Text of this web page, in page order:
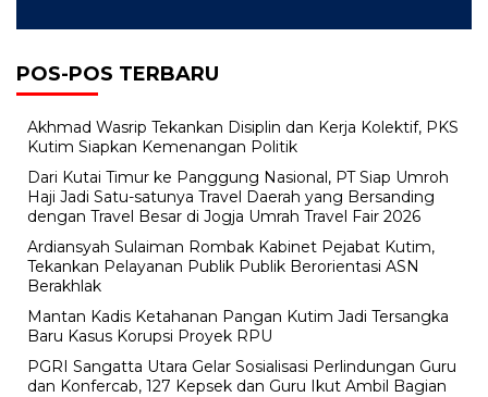
POS-POS TERBARU
Akhmad Wasrip Tekankan Disiplin dan Kerja Kolektif, PKS
Kutim Siapkan Kemenangan Politik
Dari Kutai Timur ke Panggung Nasional, PT Siap Umroh
Haji Jadi Satu-satunya Travel Daerah yang Bersanding
dengan Travel Besar di Jogja Umrah Travel Fair 2026
Ardiansyah Sulaiman Rombak Kabinet Pejabat Kutim,
Tekankan Pelayanan Publik Publik Berorientasi ASN
Berakhlak
Mantan Kadis Ketahanan Pangan Kutim Jadi Tersangka
Baru Kasus Korupsi Proyek RPU
PGRI Sangatta Utara Gelar Sosialisasi Perlindungan Guru
dan Konfercab, 127 Kepsek dan Guru Ikut Ambil Bagian